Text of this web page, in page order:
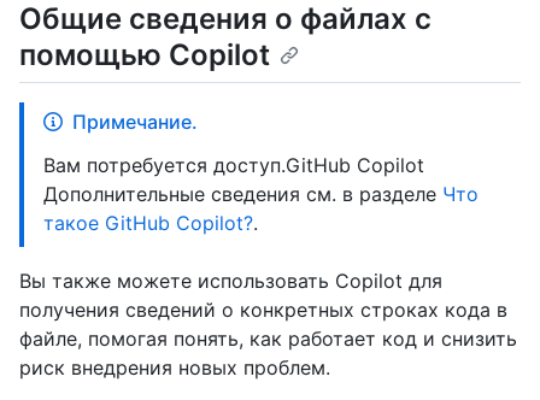
Общие сведения о файлах с
помощью Copilot
Примечание.
Вам потребуется доступ.GitHub Copilot
Дополнительные сведения см. в разделе Что
такое GitHub Copilot?.
Вы также можете использовать Copilot для
получения сведений о конкретных строках кода в
файле, помогая понять, как работает код и снизить
риск внедрения новых проблем.